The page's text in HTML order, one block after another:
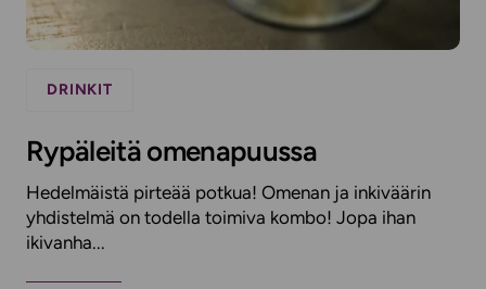
DRINKIT
Rypäleitä omenapuussa
Hedelmäistä pirteää potkua! Omenan ja inkiväärin
yhdistelmä on todella toimiva kombo! Jopa ihan
ikivanha...